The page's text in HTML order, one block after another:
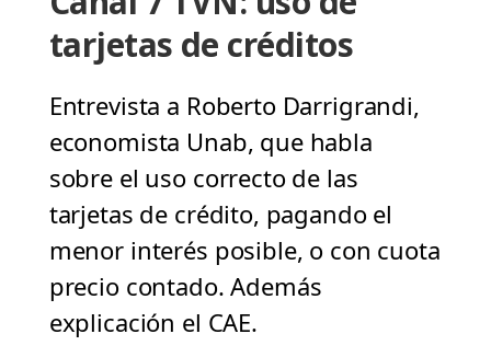
tarjetas de créditos
Entrevista a Roberto Darrigrandi,
economista Unab, que habla
sobre el uso correcto de las
tarjetas de crédito, pagando el
menor interés posible, o con cuota
precio contado. Además
explicación el CAE.